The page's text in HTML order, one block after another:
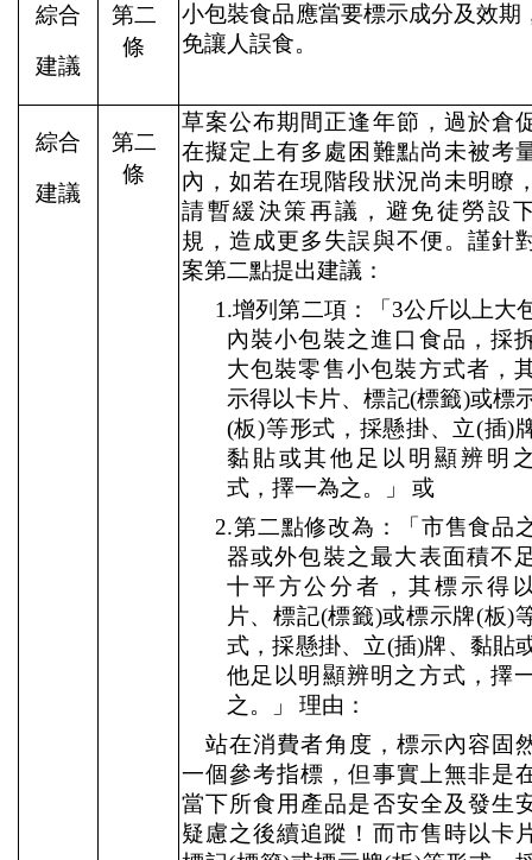
綜合
建議
第二
條
小包裝食品應當要標示成分及效期
免讓人誤食。
綜合
建議
第二
條
草案公布期間正逢年節，過於倉
在擬定上有多處困難點尚未被考
內，如若在現階段狀況尚未明瞭
請暫緩決策再議，避免徒勞設
規，造成更多失誤與不便。謹針
案第二點提出建議：
1.增列第二項：「 3公斤以上大
內裝小包裝之進口食品，採
大包裝零售小包裝方式者，
示得以卡片、標記(標籤)或標
(板)等形式，採懸掛、立(插)
黏貼或其他足以明顯辨明
式，擇一為之。」
或
2.第二點修改為：「市售食品
器或外包裝之最大表面積不
十平方公分者，其標示得
片、標記(標籤)或標示牌(板)
式，採懸掛、立(插)牌、黏貼
他足以明顯辨明之方式，擇
之。」
理由：
站在消費者角度，標示內容固
一個參考指標，但事實上無非是
當下所食用產品是否安全及發生
疑慮之後續追蹤！而市售時以卡